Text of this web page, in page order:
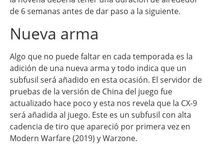
de 6 semanas antes de dar paso a la siguiente.
Nueva arma
Algo que no puede faltar en cada temporada es la
adición de una nueva arma y todo indica que un
subfusil será añadido en esta ocasión. El servidor de
pruebas de la versión de China del juego fue
actualizado hace poco y esta nos revela que la CX-9
será añadida al juego. Este es un subfusil con alta
cadencia de tiro que apareció por primera vez en
Modern Warfare (2019) y Warzone.